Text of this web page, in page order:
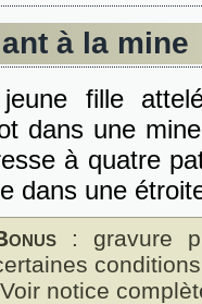
à la mine
fille
dans une
à quatre
dans une
: gravure
notice